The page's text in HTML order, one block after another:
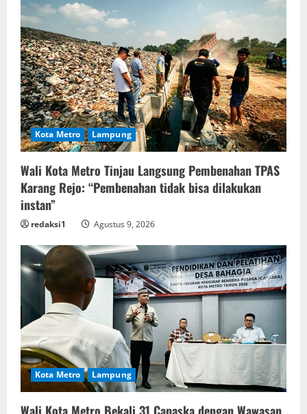
Kota Metro Lampung
Wali Kota Metro Tinjau Langsung Pembenahan TPAS
Karang Rejo: “Pembenahan tidak bisa dilakukan
instan”
redaksi1 Agustus 9, 2026
Kota Metro Lampung